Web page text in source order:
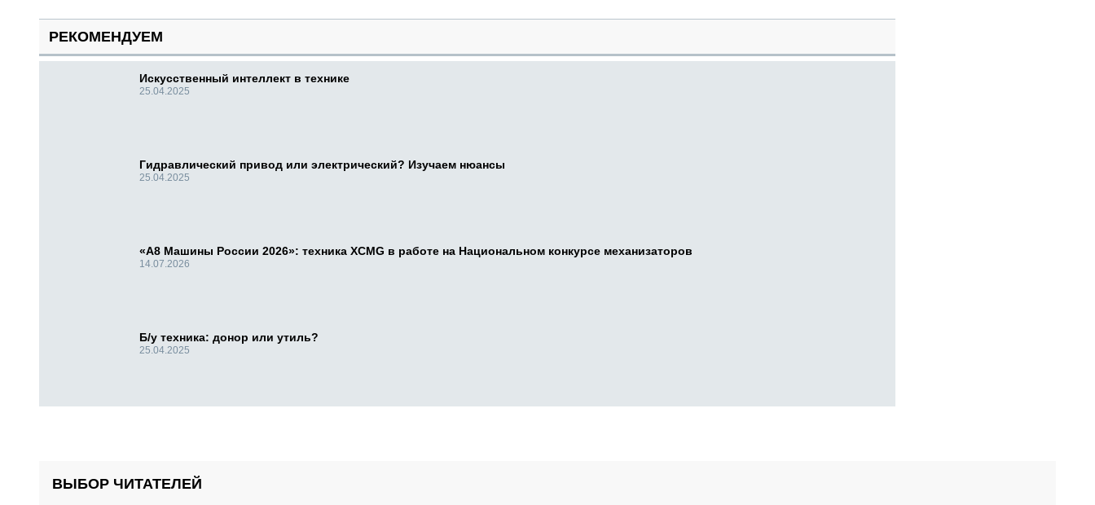
РЕКОМЕНДУЕМ
Искусственный интеллект в технике
25.04.2025
Гидравлический привод или электрический? Изучаем нюансы
25.04.2025
«А8 Машины России 2026»: техника XCMG в работе на Национальном конкурсе механизаторов
14.07.2026
Б/у техника: донор или утиль?
25.04.2025
ВЫБОР ЧИТАТЕЛЕЙ